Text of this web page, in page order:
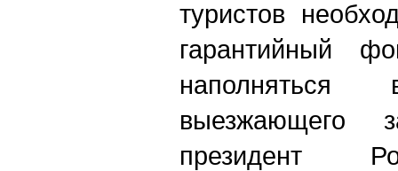
туристов
гарантийный
наполняться
выезжающего
президент